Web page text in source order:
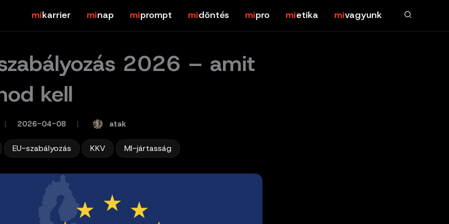
karrier nap prompt döntés pro etika vagyunk
2026 – amit
kell
2026-04-08 atak
EU-szabályozás KKV MI-jártasság